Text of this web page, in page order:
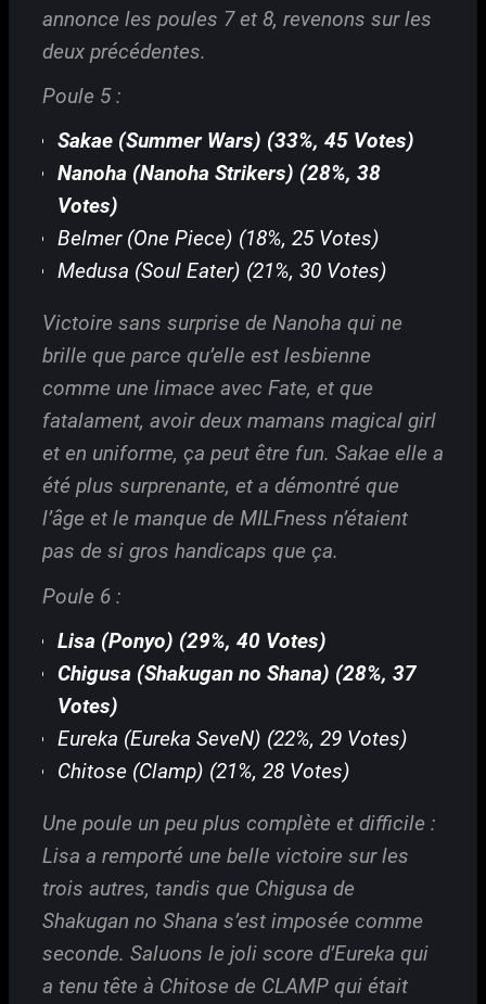
annonce les poules 7 et 8, revenons sur les
deux précédentes.
Poule 5 :
Sakae (Summer Wars) (33%, 45 Votes)
Nanoha (Nanoha Strikers) (28%, 38
Votes)
Belmer (One Piece) (18%, 25 Votes)
Medusa (Soul Eater) (21%, 30 Votes)
Victoire sans surprise de Nanoha qui ne
brille que parce qu’elle est lesbienne
comme une limace avec Fate, et que
fatalament, avoir deux mamans magical girl
et en uniforme, ça peut être fun. Sakae elle a
été plus surprenante, et a démontré que
l’âge et le manque de MILFness n’étaient
pas de si gros handicaps que ça.
Poule 6 :
Lisa (Ponyo) (29%, 40 Votes)
Chigusa (Shakugan no Shana) (28%, 37
Votes)
Eureka (Eureka SeveN) (22%, 29 Votes)
Chitose (Clamp) (21%, 28 Votes)
Une poule un peu plus complète et difficile :
Lisa a remporté une belle victoire sur les
trois autres, tandis que Chigusa de
Shakugan no Shana s’est imposée comme
seconde. Saluons le joli score d’Eureka qui
a tenu tête à Chitose de CLAMP qui était